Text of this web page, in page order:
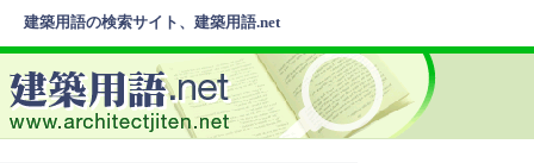
建築用語の検索サイト、建築用語.net